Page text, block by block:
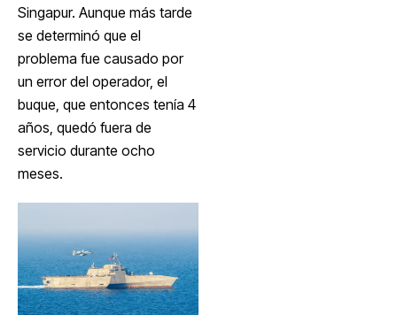
Singapur. Aunque más tarde
se determinó que el
problema fue causado por
un error del operador, el
buque, que entonces tenía 4
años, quedó fuera de
servicio durante ocho
meses.